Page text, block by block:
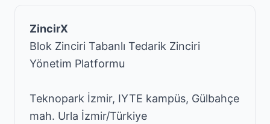
ZincirX
Blok Zinciri Tabanlı Tedarik Zinciri
Yönetim Platformu
Teknopark İzmir, IYTE kampüs, Gülbahçe
mah. Urla İzmir/Türkiye